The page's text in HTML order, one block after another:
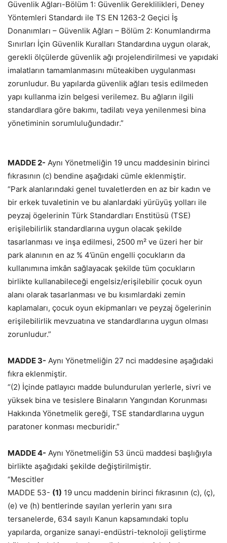
Güvenlik Ağları-Bölüm 1: Güvenlik Gereklilikleri, Deney
Yöntemleri Standardı ile TS EN 1263-2 Geçici İş
Donanımları – Güvenlik Ağları – Bölüm 2: Konumlandırma
Sınırları İçin Güvenlik Kuralları Standardına uygun olarak,
gerekli ölçülerde güvenlik ağı projelendirilmesi ve yapıdaki
imalatların tamamlanmasını müteakiben uygulanması
zorunludur. Bu yapılarda güvenlik ağları tesis edilmeden
yapı kullanma izin belgesi verilemez. Bu ağların ilgili
standardlara göre bakımı, tadilatı veya yenilenmesi bina
yönetiminin sorumluluğundadır.”
MADDE 2- Aynı Yönetmeliğin 19 uncu maddesinin birinci
fıkrasının (c) bendine aşağıdaki cümle eklenmiştir.
“Park alanlarındaki genel tuvaletlerden en az bir kadın ve
bir erkek tuvaletinin ve bu alanlardaki yürüyüş yolları ile
peyzaj ögelerinin Türk Standardları Enstitüsü (TSE)
erişilebilirlik standardlarına uygun olacak şekilde
tasarlanması ve inşa edilmesi, 2500 m² ve üzeri her bir
park alanının en az % 4’ünün engelli çocukların da
kullanımına imkân sağlayacak şekilde tüm çocukların
birlikte kullanabileceği engelsiz/erişilebilir çocuk oyun
alanı olarak tasarlanması ve bu kısımlardaki zemin
kaplamaları, çocuk oyun ekipmanları ve peyzaj ögelerinin
erişilebilirlik mevzuatına ve standardlarına uygun olması
zorunludur.”
MADDE 3- Aynı Yönetmeliğin 27 nci maddesine aşağıdaki
fıkra eklenmiştir.
“(2) İçinde patlayıcı madde bulundurulan yerlerle, sivri ve
yüksek bina ve tesislere Binaların Yangından Korunması
Hakkında Yönetmelik gereği, TSE standardlarına uygun
paratoner konması mecburidir.”
MADDE 4- Aynı Yönetmeliğin 53 üncü maddesi başlığıyla
birlikte aşağıdaki şekilde değiştirilmiştir.
“Mescitler
MADDE 53- (1) 19 uncu maddenin birinci fıkrasının (c), (ç),
(e) ve (h) bentlerinde sayılan yerlerin yanı sıra
tersanelerde, 634 sayılı Kanun kapsamındaki toplu
yapılarda, organize sanayi-endüstri-teknoloji geliştirme